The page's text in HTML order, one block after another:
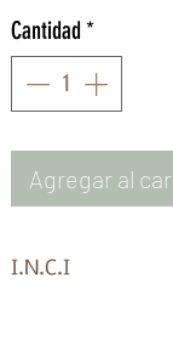
Cantidad*
Agregar al
I.N.C.I